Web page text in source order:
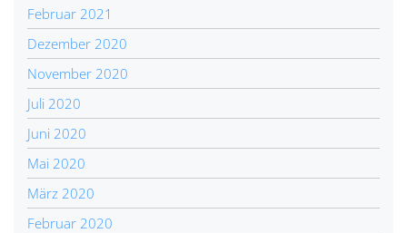
Februar 2021
Dezember 2020
November 2020
Juli 2020
Juni 2020
Mai 2020
März 2020
Februar 2020